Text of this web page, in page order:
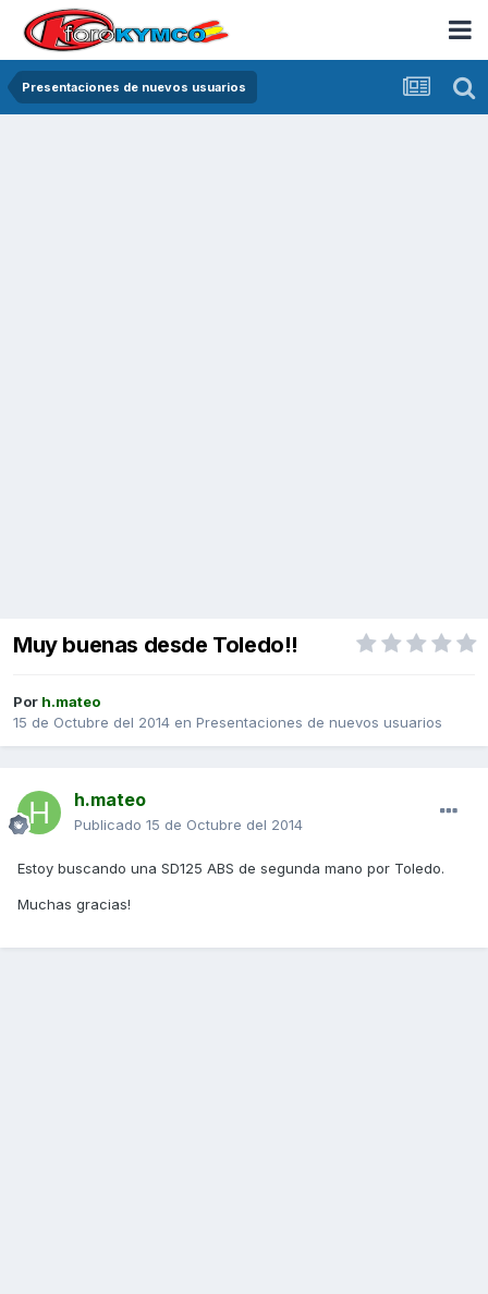
Presentaciones de nuevos usuarios
Muy buenas desde Toledo!!
Por h.mateo
15 de Octubre del 2014 en Presentaciones de nuevos usuarios
h.mateo
Publicado 15 de Octubre del 2014
Estoy buscando una SD125 ABS de segunda mano por Toledo.
Muchas gracias!